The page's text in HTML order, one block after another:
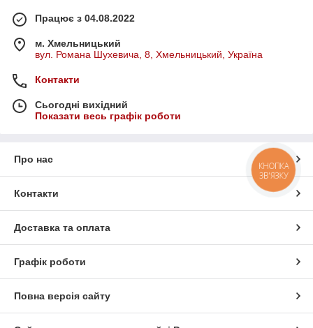
Працює з 04.08.2022
м. Хмельницький
вул. Романа Шухевича, 8, Хмельницький, Україна
Контакти
Сьогодні вихідний
Показати весь графік роботи
Про нас
Контакти
Доставка та оплата
Графік роботи
Повна версія сайту
КНОПКА
ЗВ'ЯЗКУ